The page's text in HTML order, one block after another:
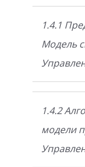
1.4.1
Модель
1.4.2
модели